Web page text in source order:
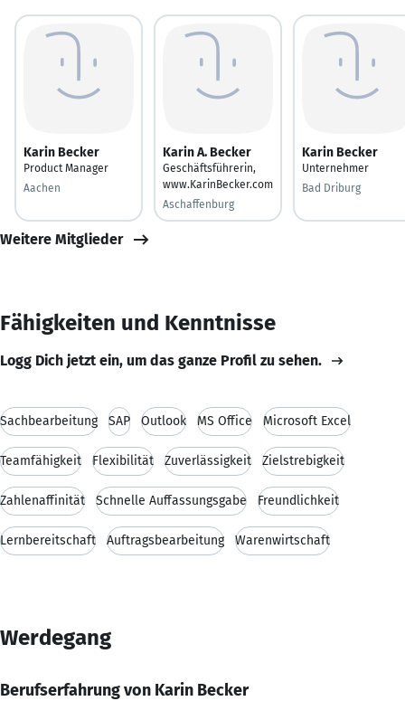
Karin Becker
Product Manager
Aachen
Karin A. Becker
Geschäftsführerin,
www.KarinBecker.com
Aschaffenburg
Karin Becker
Unternehmer
Bad Driburg
Weitere Mitglieder
Fähigkeiten und Kenntnisse
Logg Dich jetzt ein, um das ganze Profil zu sehen.
Sachbearbeitung SAP Outlook MS Office Microsoft Excel
Teamfähigkeit Flexibilität Zuverlässigkeit Zielstrebigkeit
Zahlenaffinität Schnelle Auffassungsgabe Freundlichkeit
Lernbereitschaft Auftragsbearbeitung Warenwirtschaft
Werdegang
Berufserfahrung von Karin Becker